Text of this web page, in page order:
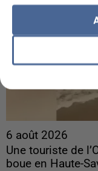
6 août 2026
Une touriste de
boue en Haute-